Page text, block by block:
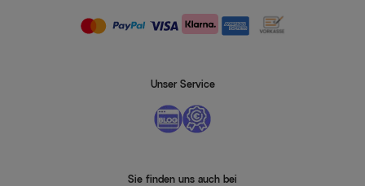
Unser Service
Sie finden uns auch bei